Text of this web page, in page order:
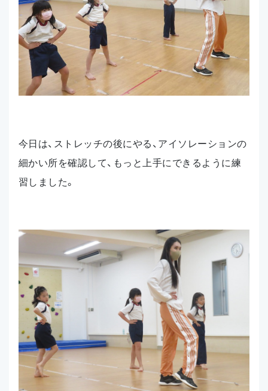
今日は、ストレッチの後にやる、アイソレーションの
細かい所を確認して、もっと上手にできるように練
習しました。